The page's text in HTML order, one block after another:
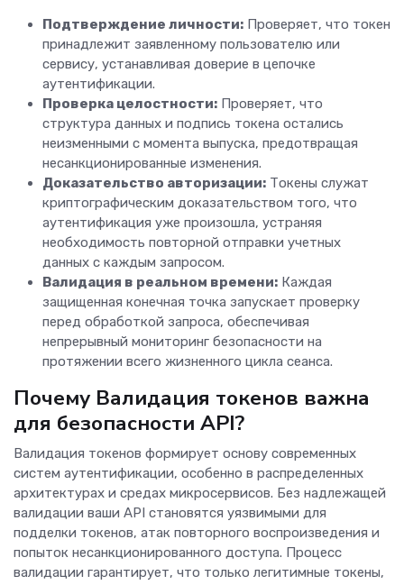
Подтверждение личности: Проверяет, что токен
принадлежит заявленному пользователю или
сервису, устанавливая доверие в цепочке
аутентификации.
Проверка целостности: Проверяет, что
структура данных и подпись токена остались
неизменными с момента выпуска, предотвращая
несанкционированные изменения.
Доказательство авторизации: Токены служат
криптографическим доказательством того, что
аутентификация уже произошла, устраняя
необходимость повторной отправки учетных
данных с каждым запросом.
Валидация в реальном времени: Каждая
защищенная конечная точка запускает проверку
перед обработкой запроса, обеспечивая
непрерывный мониторинг безопасности на
протяжении всего жизненного цикла сеанса.
Почему Валидация токенов важна
для безопасности API?
Валидация токенов формирует основу современных
систем аутентификации, особенно в распределенных
архитектурах и средах микросервисов. Без надлежащей
валидации ваши API становятся уязвимыми для
подделки токенов, атак повторного воспроизведения и
попыток несанкционированного доступа. Процесс
валидации гарантирует, что только легитимные токены,